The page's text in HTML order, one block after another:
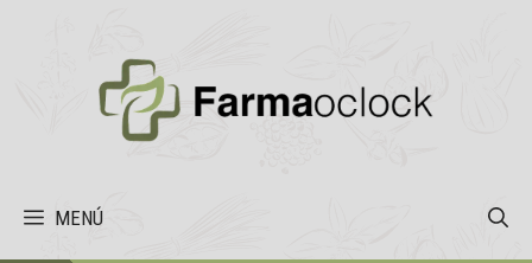
MENÚ